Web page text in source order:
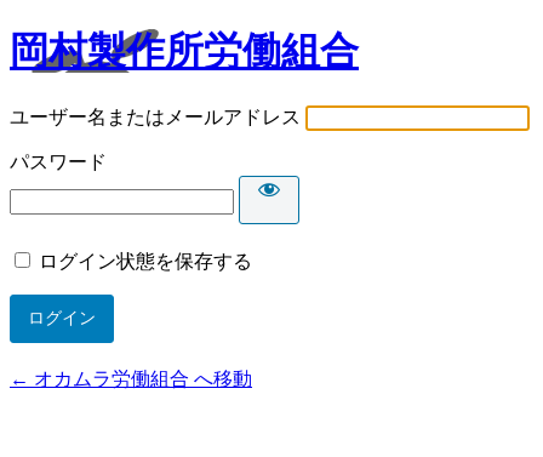
岡村製作所労働組合
ユーザー名またはメールアドレス
パスワード
ログイン状態を保存する
← オカムラ労働組合 へ移動